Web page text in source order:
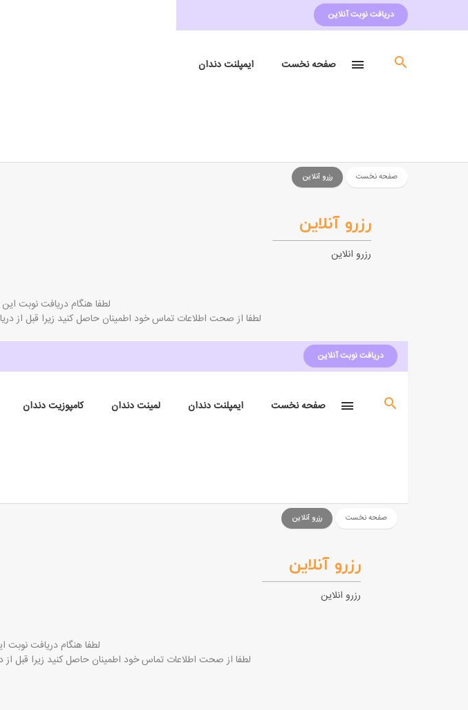
دریافت نوبت آنلاین
صفحه نخست ایمپلنت دندان
صفحه نخست رزرو آنلاین
رزرو آنلاین
رزرو انلاین
لطفا هنگام دریافت نوبت
لطفا از صحت اطلاعات تماس خود اطمینان حاصل کنید زیرا قبل از
دریافت نوبت آنلاین
صفحه نخست ایمپلنت دندان لمینت دندان کامپوزیت دندان
صفحه نخست رزرو آنلاین
رزرو آنلاین
رزرو انلاین
لطفا هنگام دریافت نوبت
لطفا از صحت اطلاعات تماس خود اطمینان حاصل کنید زیرا قبل